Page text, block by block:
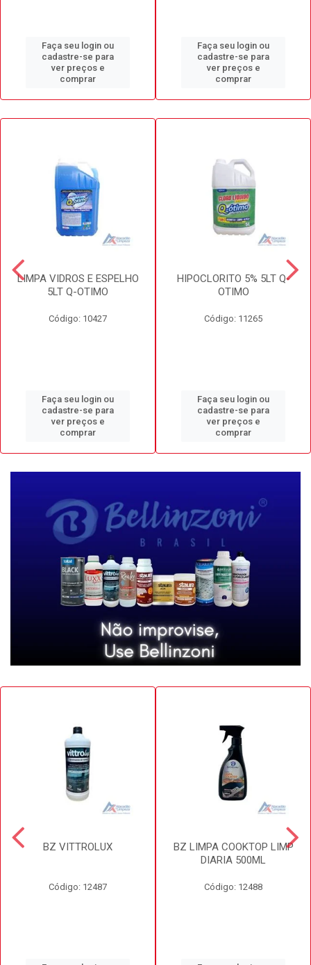
Faça seu login ou
cadastre-se para
ver preços e
comprar
Faça seu login ou
cadastre-se para
ver preços e
comprar
LIMPA VIDROS E ESPELHO
5LT Q-OTIMO
Código: 10427
Faça seu login ou
cadastre-se para
ver preços e
comprar
HIPOCLORITO 5% 5LT Q-
OTIMO
Código: 11265
Faça seu login ou
cadastre-se para
ver preços e
comprar
BZ VITTROLUX
Código: 12487
BZ LIMPA COOKTOP LIMP
DIARIA 500ML
Código: 12488